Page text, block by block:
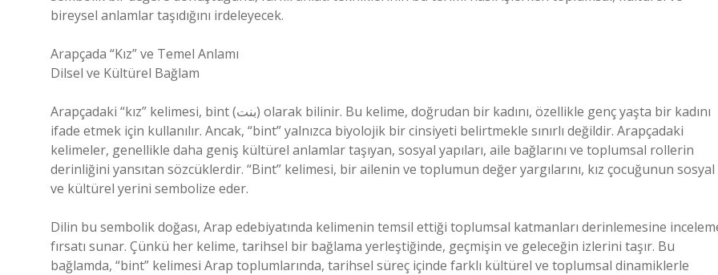
bireysel anlamlar taşıdığını irdeleyecek.
Arapçada “Kız” ve Temel Anlamı
Dilsel ve Kültürel Bağlam
Arapçadaki “kız” kelimesi, bint (بنت) olarak bilinir. Bu kelime, doğrudan bir kadını, özellikle genç yaşta bir kadını
ifade etmek için kullanılır. Ancak, “bint” yalnızca biyolojik bir cinsiyeti belirtmekle sınırlı değildir. Arapçadaki
kelimeler, genellikle daha geniş kültürel anlamlar taşıyan, sosyal yapıları, aile bağlarını ve toplumsal rollerin
derinliğini yansıtan sözcüklerdir. “Bint” kelimesi, bir ailenin ve toplumun değer yargılarını, kız çocuğunun sosyal
ve kültürel yerini sembolize eder.
Dilin bu sembolik doğası, Arap edebiyatında kelimenin temsil ettiği toplumsal katmanları derinlemesine
fırsatı sunar. Çünkü her kelime, tarihsel bir bağlama yerleştiğinde, geçmişin ve geleceğin izlerini taşır. Bu
bağlamda, “bint” kelimesi Arap toplumlarında, tarihsel süreç içinde farklı kültürel ve toplumsal dinamiklerle